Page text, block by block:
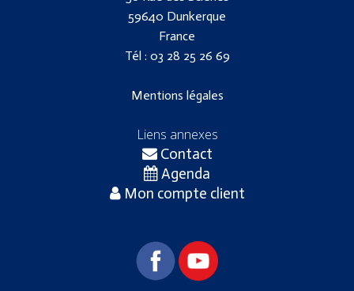
59640 Dunkerque
France
Tél : 03 28 25 26 69
Mentions légales
Liens annexes
Contact
Agenda
Mon compte client